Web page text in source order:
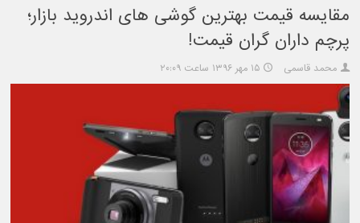
مقایسه قیمت بهترین گوشی های اندروید بازار؛
پرچم داران گران قیمت!
محمد قاسمی ۱۵ مهر ۱۳۹۶ ساعت ۲۰:۰۹